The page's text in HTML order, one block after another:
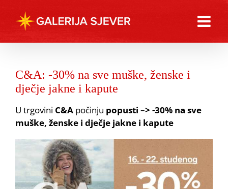
content
C&A: -30% na sve muške, ženske i
dječje jakne i kapute
U trgovini C&A počinju popusti –> -30% na sve
muške, ženske i dječje jakne i kapute